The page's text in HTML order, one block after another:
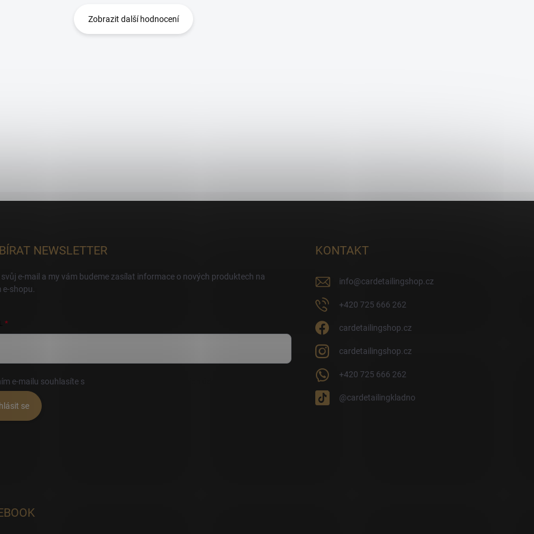
Zobrazit další hodnocení
NEWSLETTER
e-mail a my vám budeme zasílat informace o nových produktech na
e-shopu.
e-mailu souhlasíte s
se
KONTAKT
info@cardetailingshop.cz
+420 725 666 262
cardetailingshop.cz
cardetailingshop.cz
+420 725 666 262
@cardetailingkladno